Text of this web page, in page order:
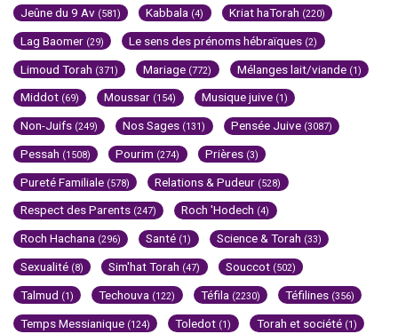
Jeûne du 9 Av (581) Kabbala (4) Kriat haTorah (220)
Lag Baomer (29) Le sens des prénoms hébraïques (2)
Limoud Torah (371) Mariage (772) Mélanges lait/viande (1)
Middot (69) Moussar (154) Musique juive (1)
Non-Juifs (249) Nos Sages (131) Pensée Juive (3087)
Pessah (1508) Pourim (274) Prières (3)
Pureté Familiale (578) Relations & Pudeur (528)
Respect des Parents (247) Roch 'Hodech (4)
Roch Hachana (296) Santé (1) Science & Torah (33)
Sexualité (8) Sim'hat Torah (47) Souccot (502)
Talmud (1) Techouva (122) Téfila (2230) Téfilines (356)
Temps Messianique (124) Toledot (1) Torah et société (1)